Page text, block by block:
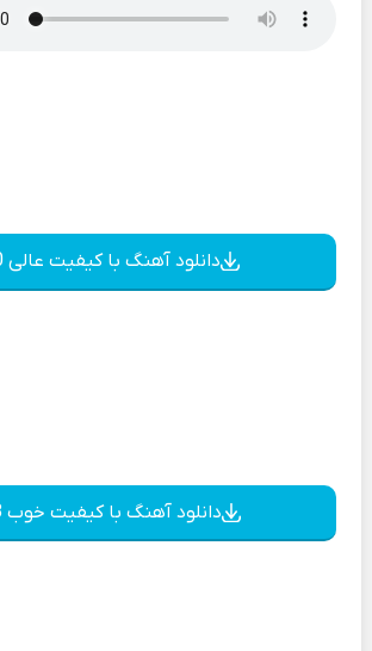
دانلود آهنگ با کیفیت عالی 320
دانلود آهنگ با کیفیت خوب 128